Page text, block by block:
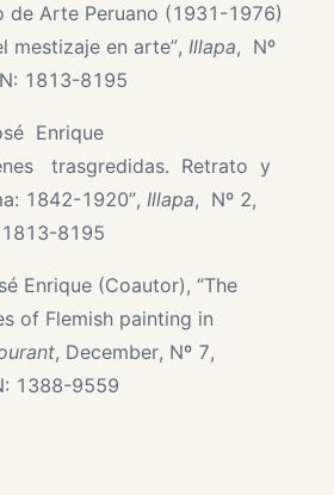
de Arte Peruano (1931-1976)
mestizaje en arte”, Illapa, Nº
1813-8195
Enrique
trasgredidas. Retrato y
1842-1920”, Illapa, Nº 2,
1813-8195
Enrique (Coautor), “The
of Flemish painting in
, December, Nº 7,
1388-9559